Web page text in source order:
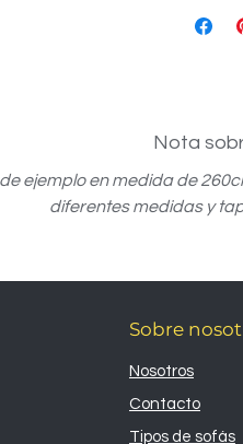
Nota
ejemplo en medida de
diferentes medidas y
Sobre
Nosotros
Contacto
Tipos de sofás